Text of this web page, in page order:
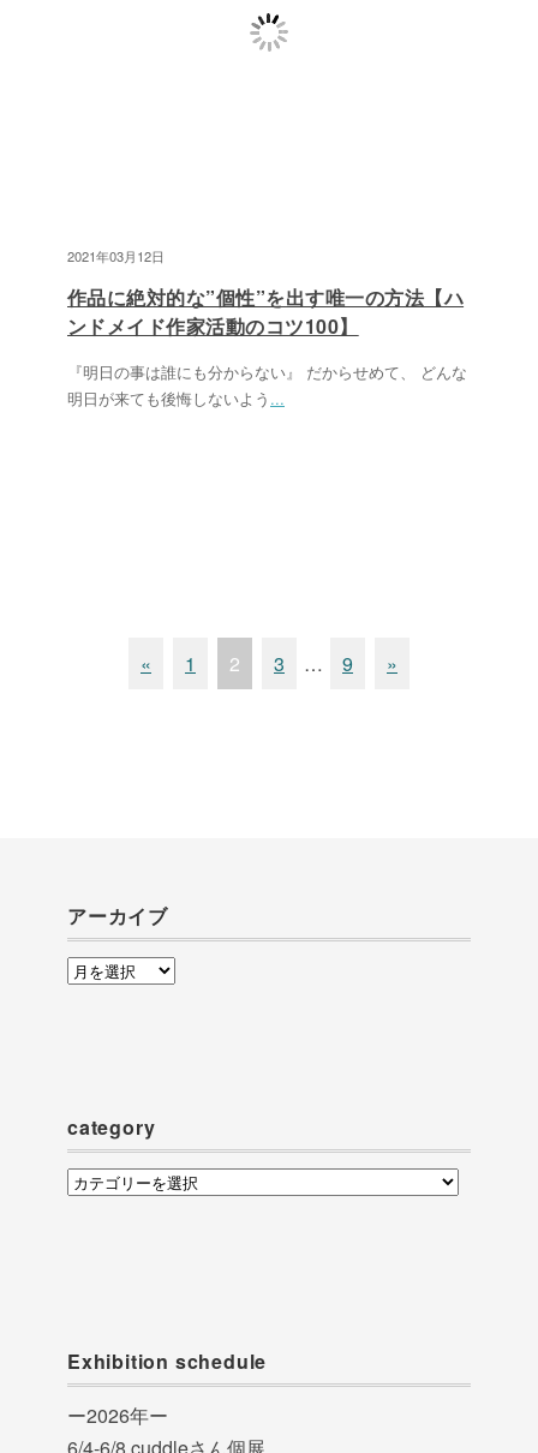
2021年03月12日
作品に絶対的な”個性”を出す唯一の方法【ハ
ンドメイド作家活動のコツ100】
『明日の事は誰にも分からない』 だからせめて、 どんな
明日が来ても後悔しないよう ...
« 1 2 3 … 9 »
アーカイブ
ア
category
category
Exhibition schedule
ー2026年ー